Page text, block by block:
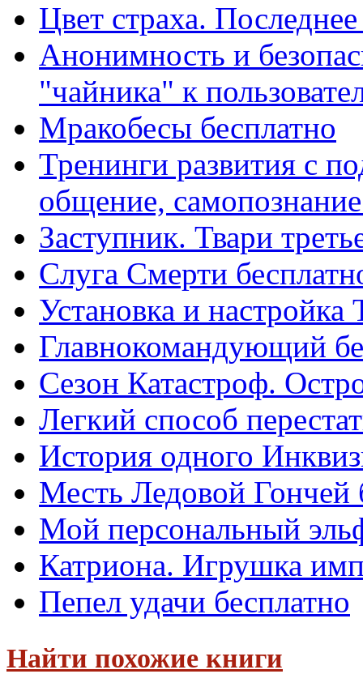
Цвет страха.
Анонимность и
"чайника" к
Мракобесы бесплатно
Тренинги развития с
общение,
Заступник. Твари
Слуга Смерти
Установка и настройка
Главнокомандующий
Сезон Катастроф.
Легкий способ
История одного
Месть Ледовой Гончей
Мой персональный
Катриона. Игрушка
Пепел удачи бесплатно
Найти похожие книги